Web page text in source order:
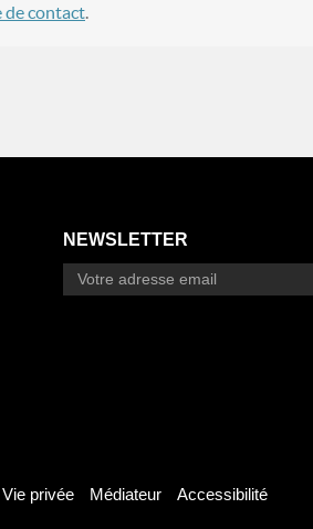
contact.
NEWSLETTER
Vie privée Médiateur Accessibilité